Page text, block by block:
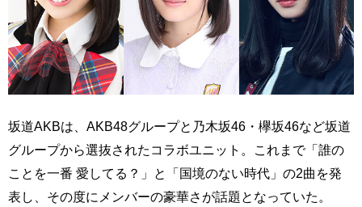
坂道AKBは、AKB48グループと乃木坂46・欅坂46など坂道
グループから選抜されたコラボユニット。これまで「誰の
ことを一番 愛してる？」と「国境のない時代」の2曲を発
表し、その度にメンバーの豪華さが話題となっていた。